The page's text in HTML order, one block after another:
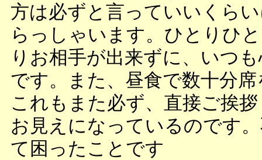
方は必ずと言っていいくら
らっしゃいます。ひとりひ
りお相手が出来ずに、いつ
です。また、昼食で数十分
これもまた必ず、直接ご挨
お見えになっているのです
て困ったことです